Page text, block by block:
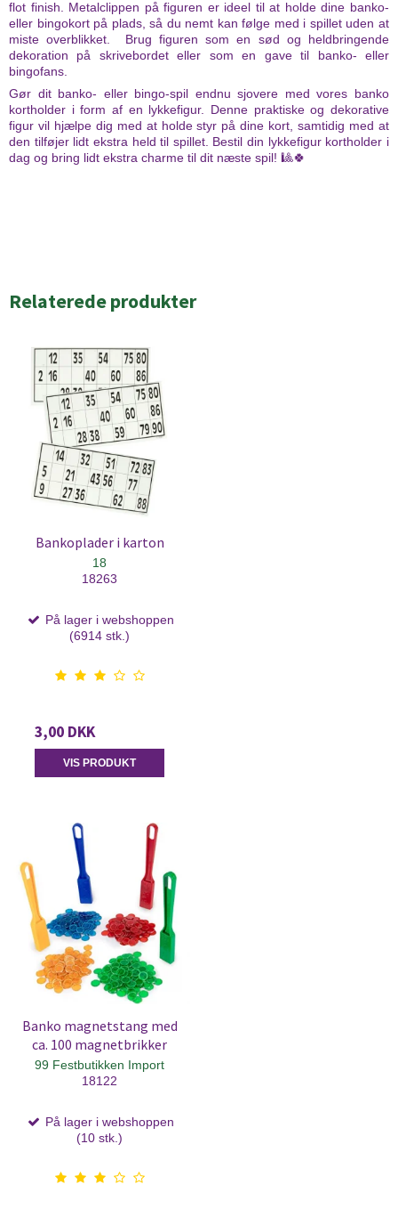
flot finish. Metalclippen på figuren er ideel til at holde dine banko-
eller bingokort på plads, så du nemt kan følge med i spillet uden at
miste overblikket. Brug figuren som en sød og heldbringende
dekoration på skrivebordet eller som en gave til banko- eller
bingofans.
Gør dit banko- eller bingo-spil endnu sjovere med vores banko
kortholder i form af en lykkefigur. Denne praktiske og dekorative
figur vil hjælpe dig med at holde styr på dine kort, samtidig med at
den tilføjer lidt ekstra held til spillet. Bestil din lykkefigur kortholder i
dag og bring lidt ekstra charme til dit næste spil! 🎱🍀
Relaterede produkter
Bankoplader i karton
18
18263
På lager i webshoppen
(6914 stk.)
3,00 DKK
VIS PRODUKT
Banko magnetstang med
ca. 100 magnetbrikker
99 Festbutikken Import
18122
På lager i webshoppen
(10 stk.)